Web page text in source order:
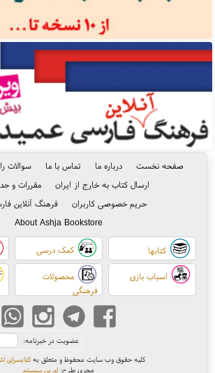
صفحه نخست درباره ما تماس با ما سوالات
ارسال کتاب به خارج از ایران
مقررات و
حریم خصوصی کاربران
فرهنگ آنلاین
About Ashja Bookstore
کتابها کمک درسی
اسباب بازی
محصولات
فرهنگی
عضویت در خبرنامه:
کلیه حقوق وب سایت محفوظ و متعلق بهکتابسرای
مجری طرح: اورین سیستم